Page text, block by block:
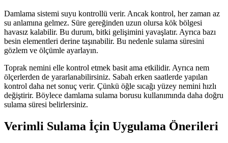
Damlama sistemi suyu kontrollü verir. Ancak kontrol, her zaman az
su anlamına gelmez. Süre gereğinden uzun olursa kök bölgesi
havasız kalabilir. Bu durum, bitki gelişimini yavaşlatır. Ayrıca bazı
besin elementleri derine taşınabilir. Bu nedenle sulama süresini
gözlem ve ölçümle ayarlayın.
Toprak nemini elle kontrol etmek basit ama etkilidir. Ayrıca nem
ölçerlerden de yararlanabilirsiniz. Sabah erken saatlerde yapılan
kontrol daha net sonuç verir. Çünkü öğle sıcağı yüzey nemini hızlı
değiştirir. Böylece damlama sulama borusu kullanımında daha doğru
sulama süresi belirlersiniz.
Verimli Sulama İçin Uygulama Önerileri